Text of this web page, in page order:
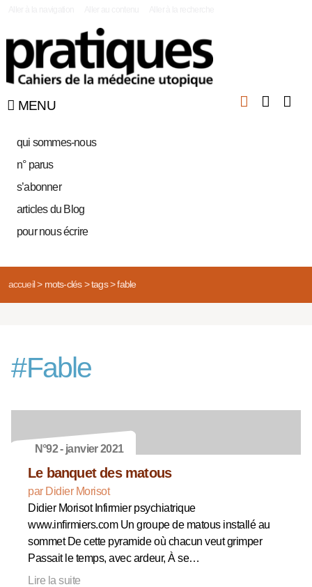
MENU
qui sommes-nous
n° parus
s’abonner
articles du Blog
pour nous écrire
accueil> mots-clés> tags> fable
#Fable
N°92 - janvier 2021
Le banquet des matous
par Didier Morisot
Didier Morisot Infirmier psychiatrique
www.infirmiers.com Un groupe de matous installé au
sommet De cette pyramide où chacun veut grimper
Passait le temps, avec ardeur, À se…
Lire la suite